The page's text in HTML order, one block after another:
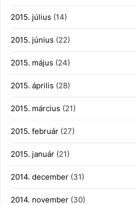
2015. július (14)
2015. június (22)
2015. május (24)
2015. április (28)
2015. március (21)
2015. február (27)
2015. január (21)
2014. december (31)
2014. november (30)